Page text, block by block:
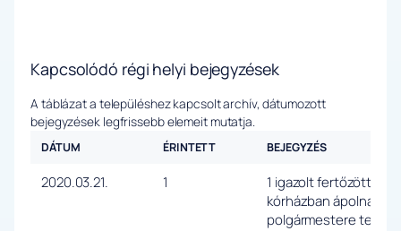
Kapcsolódó régi helyi bejegyzések
A táblázat a településhez kapcsolt archív, dátumozott
bejegyzések legfrissebb elemeit mutatja.
DÁTUM ÉRINTETT BEJEGYZÉS
2020.03.21. 1
1 igazolt fertőzött,
kórházban ápolnak,
polgármestere tette.